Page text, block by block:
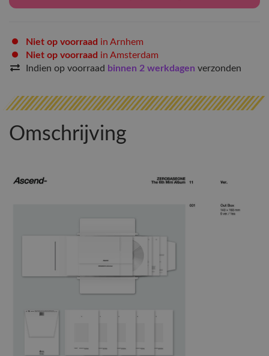
Niet op voorraad in Arnhem
Niet op voorraad in Amsterdam
Indien op voorraad binnen 2 werkdagen verzonden
Omschrijving